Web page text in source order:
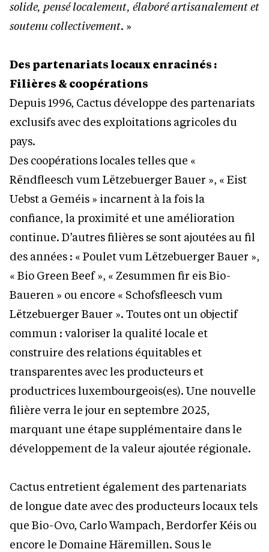
solide, pensé localement, élaboré artisanalement et
soutenu collectivement. »
Des partenariats locaux enracinés :
Filières & coopérations
Depuis 1996, Cactus développe des partenariats
exclusifs avec des exploitations agricoles du
pays.
Des coopérations locales telles que «
Rëndfleesch vum Lëtzebuerger Bauer », « Eist
Uebst a Geméis » incarnent à la fois la
confiance, la proximité et une amélioration
continue. D’autres filières se sont ajoutées au fil
des années : « Poulet vum Lëtzebuerger Bauer »,
« Bio Green Beef », « Zesummen fir eis Bio-
Baueren » ou encore « Schofsfleesch vum
Lëtzebuerger Bauer ». Toutes ont un objectif
commun : valoriser la qualité locale et
construire des relations équitables et
transparentes avec les producteurs et
productrices luxembourgeois(es). Une nouvelle
filière verra le jour en septembre 2025,
marquant une étape supplémentaire dans le
développement de la valeur ajoutée régionale.
Cactus entretient également des partenariats
de longue date avec des producteurs locaux tels
que Bio-Ovo, Carlo Wampach, Berdorfer Kéis ou
encore le Domaine Häremillen. Sous le